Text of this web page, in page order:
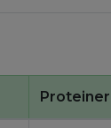
Proteiner